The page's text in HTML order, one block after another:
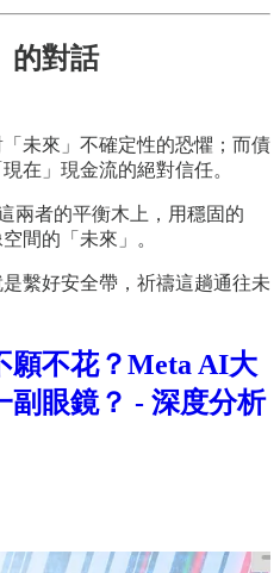
的對話
未來」不確定性的恐懼；而債
在」現金流的絕對信任。
兩者的平衡木上，用穩固的
間的「未來」。
繫好安全帶，祈禱這趟通往未
願不花？Meta AI大
副眼鏡？ - 深度分析